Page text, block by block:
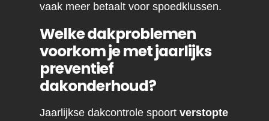
vaak meer betaalt voor spoedklussen.
Welke dakproblemen
voorkom je met jaarlijks
preventief
dakonderhoud?
Jaarlijkse dakcontrole spoort verstopte